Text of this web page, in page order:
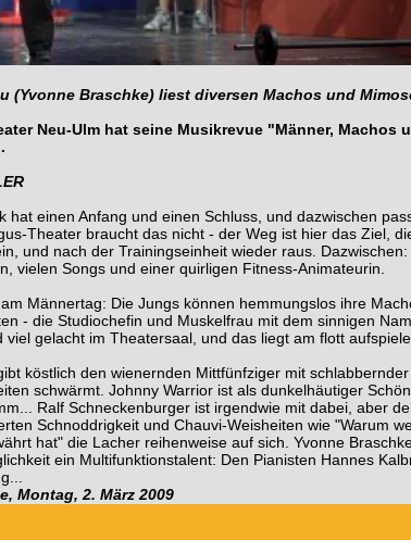
(Yvonne Braschke) liest diversen Machos und
Neu-Ulm hat seine Musikrevue "Männer, Machos
hat einen Anfang und einen Schluss, und dazwischen
Theater braucht das nicht - der Weg ist hier das Ziel,
und nach der Trainingseinheit wieder raus.
vielen Songs und einer quirligen Fitness-Animateurin.
Männertag: Die Jungs können hemmungslos ihre
- die Studiochefin und Muskelfrau mit dem sinnigen
viel gelacht im Theatersaal, und das liegt am flott
köstlich den wienernden Mittfünfziger mit
schwärmt. Johnny Warrior ist als dunkelhäutiger
Ralf Schneckenburger ist irgendwie mit dabei, aber
Schnoddrigkeit und Chauvi-Weisheiten wie "Warum
hat" die Lacher reihenweise auf sich. Yvonne
ein Multifunktionstalent: Den Pianisten Hannes
Montag, 2. März 2009